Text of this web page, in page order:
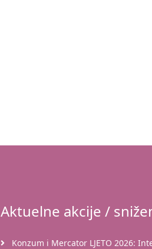
Aktuelne akcije /
Konzum i Mercator LJETO 2026: